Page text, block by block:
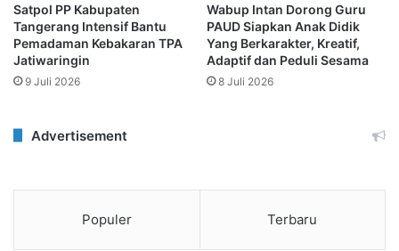
Satpol PP Kabupaten
Tangerang Intensif Bantu
Pemadaman Kebakaran TPA
Jatiwaringin
9 Juli 2026
Wabup Intan Dorong Guru
PAUD Siapkan Anak Didik
Yang Berkarakter, Kreatif,
Adaptif dan Peduli Sesama
8 Juli 2026
Advertisement
Populer Terbaru